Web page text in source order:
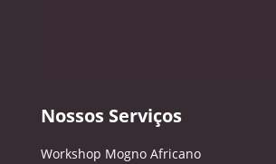
Nossos Serviços
Workshop Mogno Africano